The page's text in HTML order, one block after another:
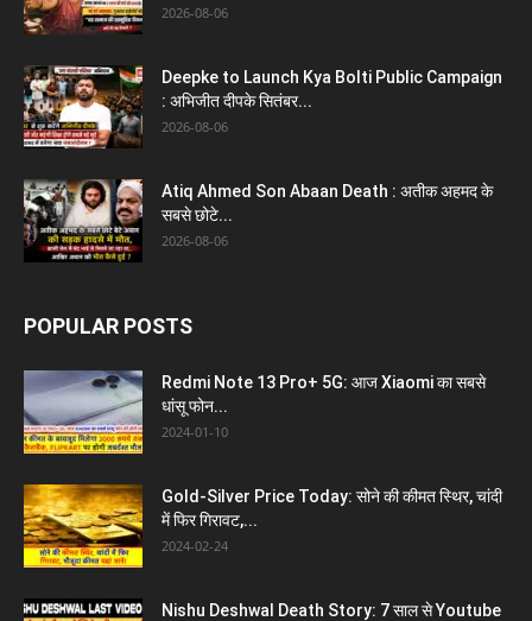
2026-08-06
Deepke to Launch Kya Bolti Public Campaign
: अभिजीत दीपके सितंबर...
2026-08-06
Atiq Ahmed Son Abaan Death : अतीक अहमद के
सबसे छोटे...
2026-08-06
POPULAR POSTS
Redmi Note 13 Pro+ 5G: आज Xiaomi का सबसे
धांसू फोन...
2024-01-10
Gold-Silver Price Today: सोने की कीमत स्थिर, चांदी
में फिर गिरावट,...
2024-02-24
Nishu Deshwal Death Story: 7 साल से Youtube